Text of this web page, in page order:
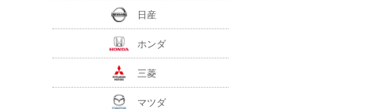
日産
ホンダ
三菱
マツダ